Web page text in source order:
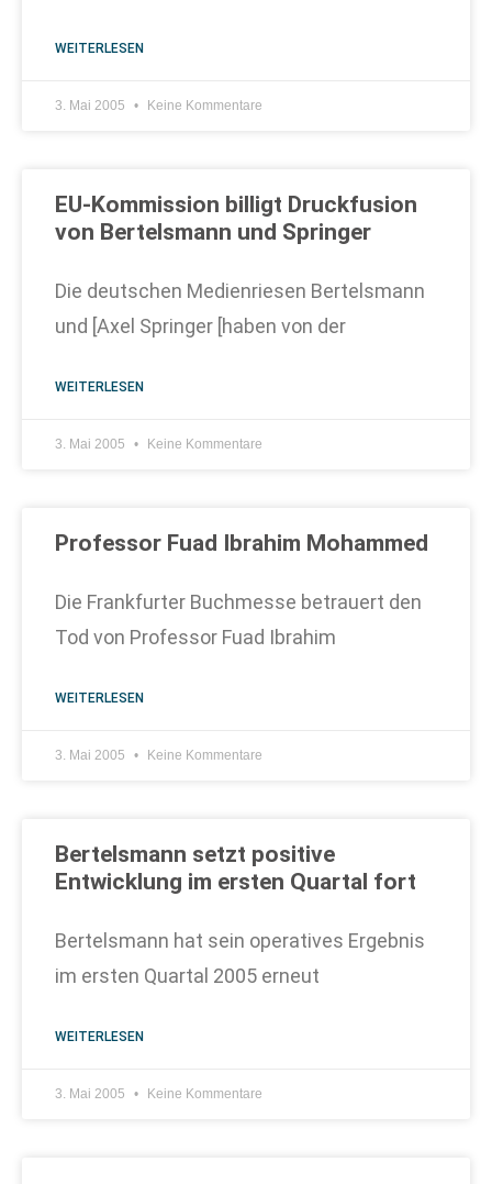
WEITERLESEN
3. Mai 2005 Keine Kommentare
EU-Kommission billigt Druckfusion
von Bertelsmann und Springer
Die deutschen Medienriesen Bertelsmann
und [Axel Springer [haben von der
WEITERLESEN
3. Mai 2005 Keine Kommentare
Professor Fuad Ibrahim Mohammed
Die Frankfurter Buchmesse betrauert den
Tod von Professor Fuad Ibrahim
WEITERLESEN
3. Mai 2005 Keine Kommentare
Bertelsmann setzt positive
Entwicklung im ersten Quartal fort
Bertelsmann hat sein operatives Ergebnis
im ersten Quartal 2005 erneut
WEITERLESEN
3. Mai 2005 Keine Kommentare